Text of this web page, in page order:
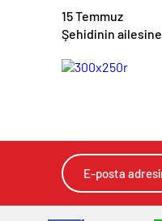
15 Temmuz
Şehidinin ailesine